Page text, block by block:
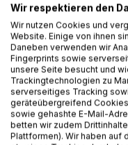
Namen und Daten
zu schützen. Aber wer
Eine geheimnisvolle
führt uns zurück in eine
war und zu einem
geklärt wurde. Wer war
Jahre altes Rätsel jetzt
Die Spuren führen zu
vielen nur von seinem
damals auf dem Dach
Wir respektieren den
Wir nutzen Cookies und
Website. Einige von ihnen
Daneben verwenden wir
Fingerprints sowie
unsere Seite besucht und
Trackingtechnologien zu
serverseitiges Tracking
geräteübergreifend
sowie gehashte E-Mail-
betten wir zudem
Plattformen). Wir haben auf